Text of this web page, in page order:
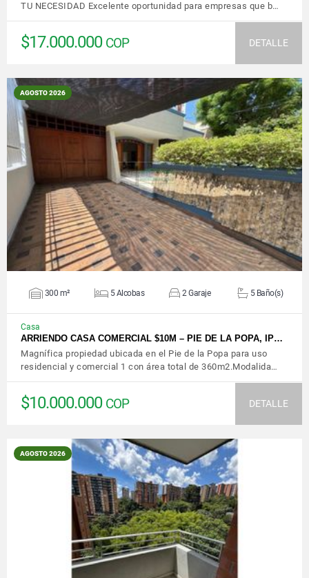
TU NECESIDAD Excelente oportunidad para empresas que b…
$17.000.000 COP DETALLE
AGOSTO 2026
VER DETALLES
300 m² 5 Alcobas 2 Garaje 5 Baño(s)
Casa
ARRIENDO CASA COMERCIAL $10M – PIE DE LA POPA, IP…
Magnífica propiedad ubicada en el Pie de la Popa para uso
residencial y comercial 1 con área total de 360m2.Modalida…
$10.000.000 COP DETALLE
AGOSTO 2026
VER DETALLES